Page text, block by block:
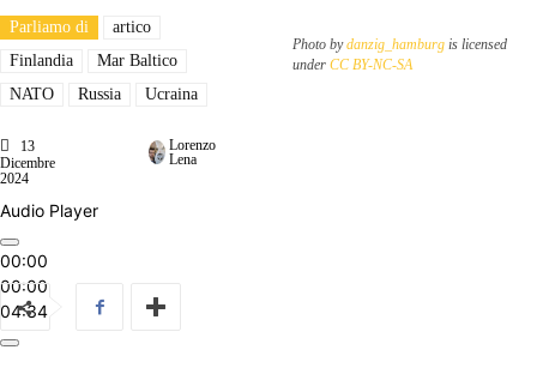
Parliamo di
artico
Finlandia
Mar Baltico
NATO
Russia Ucraina
13
Dicembre
2024
Lorenzo
Lena
Audio Player
00:00
00:00
04:34
Photo bydanzig_hamburg is licensed
under CC BY-NC-SA